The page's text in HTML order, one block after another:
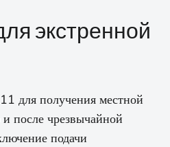
экстренной
для получения местной
после чрезвычайной
подачи